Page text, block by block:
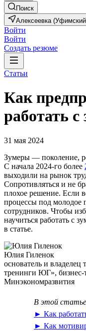
Поиск
Алексеевка
Войти
Войти
Создать резюме
Статьи
Как
работать
31 мая 2024
Зумеры — поколение,
С начала 2024-го более
выходили на рынок
Сопротивляться и не
плохое решение. Если
процессы под молодое
сотрудников. Чтобы
научиться работать с
в статье.
Юлия Гиленок
основатель и
тренинги ЮГ», бизнес-
Минэкономразвития
В этой
► Как
► Как